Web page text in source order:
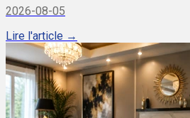
2026-08-05
Lire l'article →